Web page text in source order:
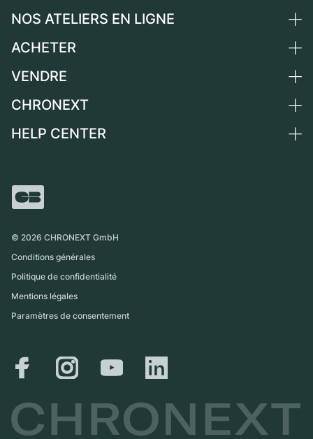
NOS ATELIERS EN LIGNE
Allemagne
Suisse
France
International
ACHETER
Toutes les montres de luxe
Independent Brands
VENDRE
Vendre une montre
CHRONEXT
Qui sommes-nous ?
Magazine
HELP CENTER
Retrait sur place
© 2026 CHRONEXT GmbH
Conditions générales
Politique de confidentialité
Mentions légales
Paramètres de consentement